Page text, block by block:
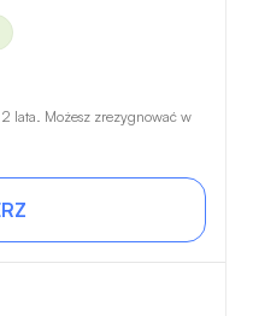
lata. Możesz zrezygnować w